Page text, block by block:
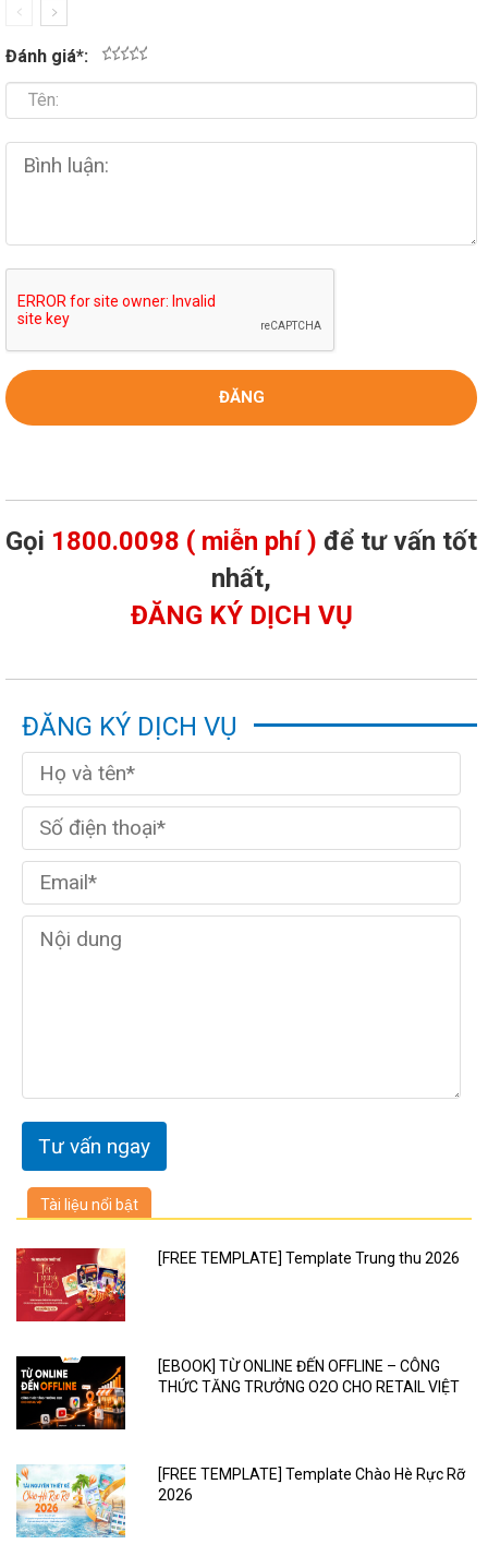
Đánh giá*:
Gọi 1800.0098 ( miễn phí ) để tư vấn tốt
nhất,
ĐĂNG KÝ DỊCH VỤ
ĐĂNG KÝ DỊCH VỤ
Tài liệu nổi bật
[FREE TEMPLATE] Template Trung thu 2026
[EBOOK] TỪ ONLINE ĐẾN OFFLINE – CÔNG
THỨC TĂNG TRƯỞNG O2O CHO RETAIL VIỆT
[FREE TEMPLATE] Template Chào Hè Rực Rỡ
2026